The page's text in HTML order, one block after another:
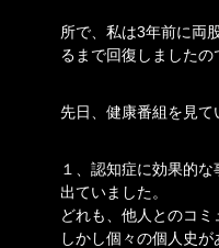
所で、私は3年前に両
るまで回復しましたの
先日、健康番組を見て
１、認知症に効果的
出ていました。
どれも、他人とのコミ
しかし個々の個人史